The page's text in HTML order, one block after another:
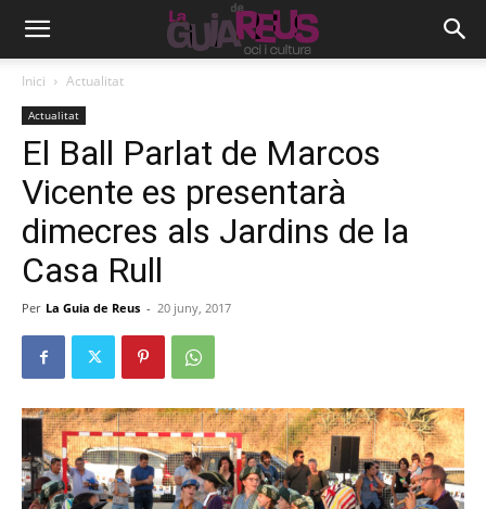
Inici Actualitat
Actualitat
El Ball Parlat de Marcos
Vicente es presentarà
dimecres als Jardins de la
Casa Rull
Per La Guia de Reus - 20 juny, 2017